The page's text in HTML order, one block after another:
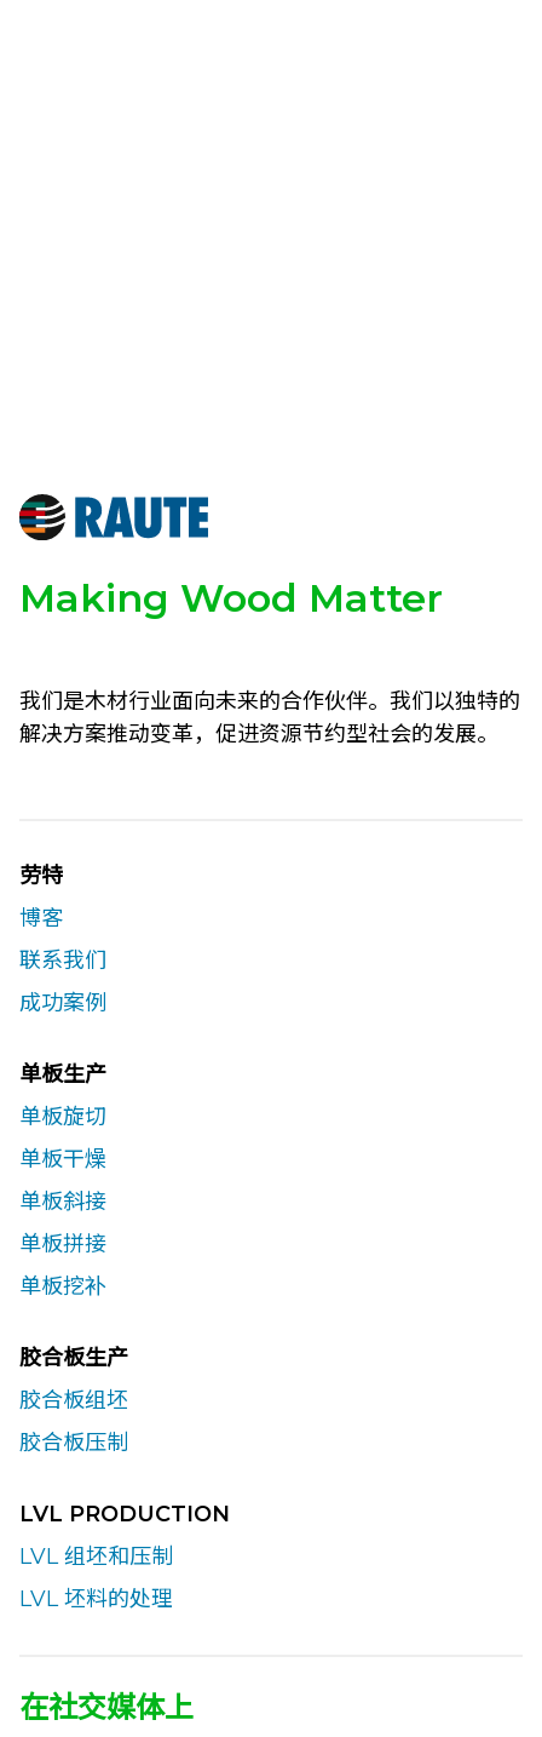
Making Wood Matter
我们是木材行业面向未来的合作伙伴。我们以独特的
解决方案推动变革，促进资源节约型社会的发展。
劳特
博客
联系我们​
成功案例
单板生产
单板旋切
单板干燥
单板斜接
单板拼接
单板挖补
胶合板生产
胶合板组坯
胶合板压制
LVL PRODUCTION
LVL 组坯和压制
LVL 坯料的处理
在社交媒体上